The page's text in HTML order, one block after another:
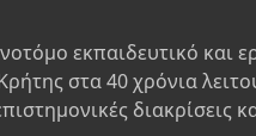
εκπαιδευτικό και
στα 40 χρόνια
διακρίσεις